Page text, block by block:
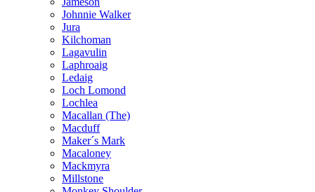
Johnnie Walker
Jura
Kilchoman
Lagavulin
Laphroaig
Ledaig
Loch Lomond
Lochlea
Macallan (The)
Macduff
Maker´s Mark
Macaloney
Mackmyra
Millstone